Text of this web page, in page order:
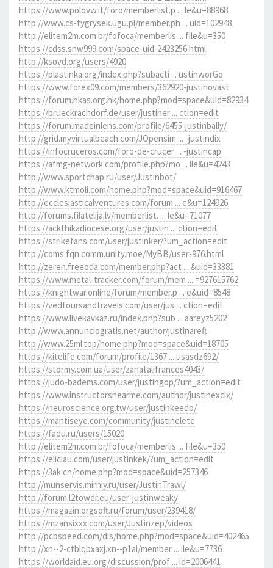
https://www.polovw.it/foro/memberlist.p ... le&u=88968
http://www.cs-tygrysek.ugu.pl/member.ph ... uid=102948
http://elitem2m.com.br/fofoca/memberlis ... file&u=350
https://cdss.snw999.com/space-uid-2423256.html
http://ksovd.org/users/4920
https://plastinka.org/index.php?subacti ... ustinworGo
https://www.forex09.com/members/362920-justinovast
https://forum.hkas.org.hk/home.php?mod=space&uid=82934
https://brueckrachdorf.de/user/justiner ... ction=edit
https://forum.madeinlens.com/profile/6455-justinbally/
http://grid.myvirtualbeach.com/JOpensim ... -justindix
https://infocruceros.com/foro-de-crucer ... -justincap
https://afmg-network.com/profile.php?mo ... ile&u=4243
http://www.sportchap.ru/user/Justinbot/
http://www.ktmoli.com/home.php?mod=space&uid=916467
http://ecclesiasticalventures.com/forum ... e&u=124926
http://forums.filatelija.lv/memberlist. ... le&u=71077
https://ackthikadiocese.org/user/justin ... ction=edit
https://strikefans.com/user/justinker/?um_action=edit
http://coms.fqn.comm.unity.moe/MyBB/user-976.html
http://zeren.freeoda.com/member.php?act ... &uid=33381
https://www.metal-tracker.com/forum/mem ... =927615762
https://knightwar.online/forum/member.p ... e&uid=8548
https://vedtoursandtravels.com/user/jus ... ction=edit
https://www.livekavkaz.ru/index.php?sub ... aareyz5202
http://www.annunciogratis.net/author/justinareft
http://www.25ml.top/home.php?mod=space&uid=18705
https://kitelife.com/forum/profile/1367 ... usasdz692/
https://stormy.com.ua/user/zanatalifrances4043/
https://judo-badems.com/user/justingop/?um_action=edit
https://www.instructorsnearme.com/author/justinexcix/
https://neuroscience.org.tw/user/justinkeedo/
https://mantiseye.com/community/justinelete
https://fadu.ru/users/15020
http://elitem2m.com.br/fofoca/memberlis ... file&u=350
https://eliclau.com/user/justinkek/?um_action=edit
https://3ak.cn/home.php?mod=space&uid=257346
http://munservis.mirniy.ru/user/JustinTrawl/
http://forum.l2tower.eu/user-justinweaky
https://magazin.orgsoft.ru/forum/user/239418/
https://mzansixxx.com/user/Justinzep/videos
http://pcbspeed.com/dis/home.php?mod=space&uid=402465
http://xn--2-ctblqbxaxj.xn--p1ai/member ... ile&u=7736
https://worldaid.eu.org/discussion/prof ... id=2006441